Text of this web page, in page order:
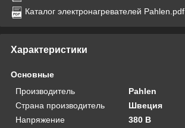
Каталог электронагревателей Pahlen.pdf
Характеристики
Основные
Производитель
Pahlen
Страна производитель
Швеция
Напряжение
380 В